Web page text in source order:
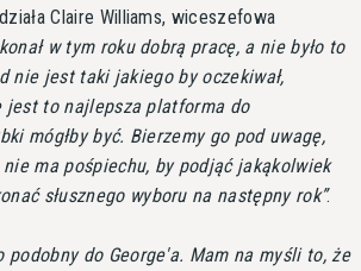
Claire Williams, wiceszefowa
w tym roku dobrą pracę, a nie było to
nie jest taki jakiego by oczekiwał,
jest to najlepsza platforma do
mógłby być. Bierzemy go pod uwagę,
ma pośpiechu, by podjąć jakąkolwiek
słusznego wyboru na następny rok .
do George'a. Mam na myśli to, że